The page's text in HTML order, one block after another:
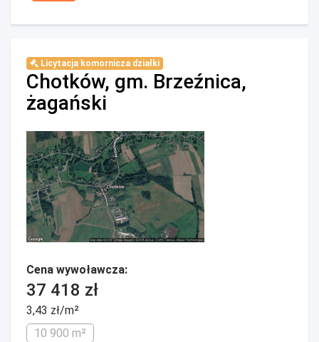
Licytacja komornicza działki
Chotków, gm. Brzeźnica,
żagański
Cena wywoławcza:
37 418 zł
3,43 zł/m²
10 900 m²